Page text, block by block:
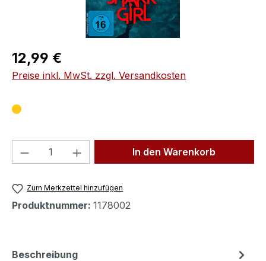
Regulärer Preis:
12,99 €
Preise inkl. MwSt. zzgl. Versandkosten
Produkt Anzahl: Gib denIn den Warenkorb
Zum Merkzettel hinzufügen
Produktnummer: 1178002
Beschreibung